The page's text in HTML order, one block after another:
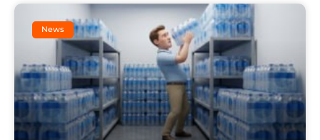
News